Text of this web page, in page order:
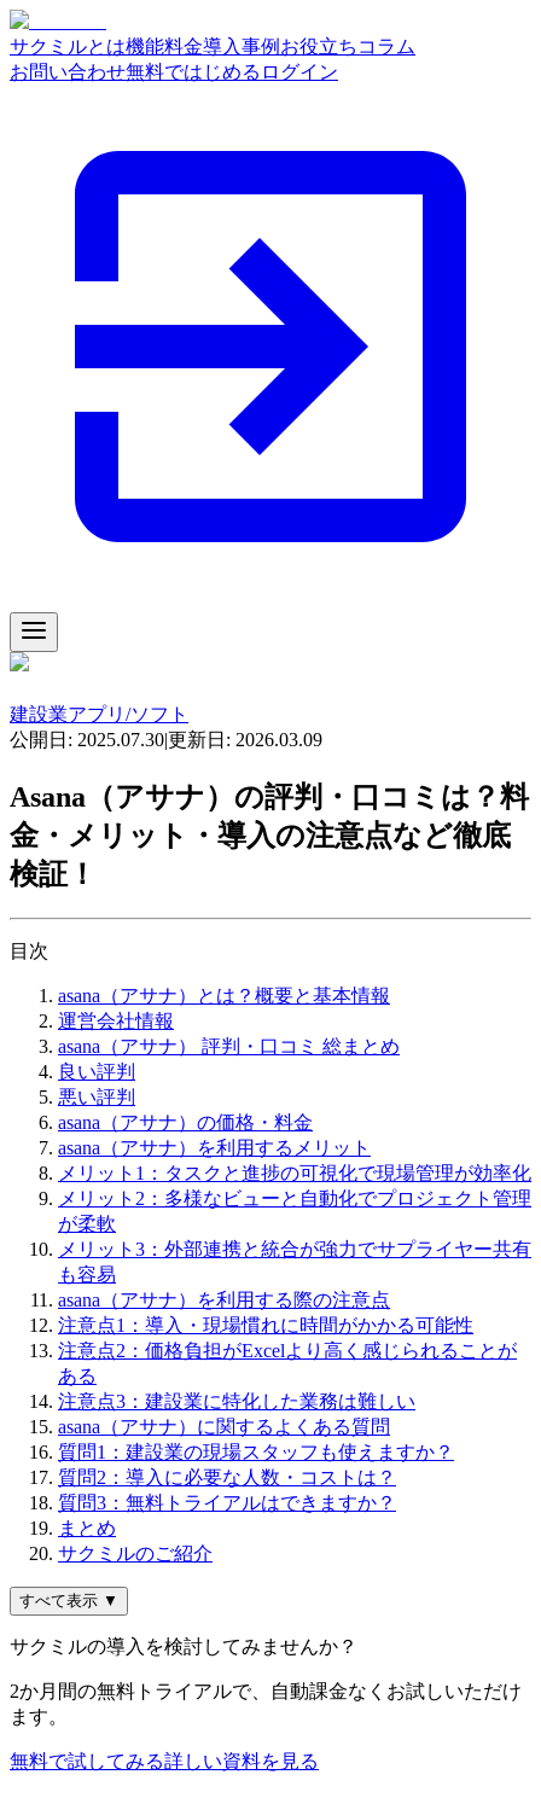
サクミルとは機能料金導入事例 お役立ちコラム
お問い合わせ無料ではじめる ログイン
建設業アプリ/ソフト
公開日: 2025.07.30|更新日: 2026.03.09
Asana（アサナ）の評判・口コミは？料
金・メリット・導入の注意点など徹底
検証！
目次
asana（アサナ）とは？概要と基本情報
運営会社情報
asana（アサナ） 評判・口コミ 総まとめ
良い評判
悪い評判
asana（アサナ）の価格・料金
asana（アサナ）を利用するメリット
メリット1：タスクと進捗の可視化で現場管理が効率化
メリット2：多様なビューと自動化でプロジェクト管理
が柔軟
メリット3：外部連携と統合が強力でサプライヤー共有
も容易
asana（アサナ）を利用する際の注意点
注意点1：導入・現場慣れに時間がかかる可能性
注意点2：価格負担がExcelより高く感じられることが
ある
注意点3：建設業に特化した業務は難しい
asana（アサナ）に関するよくある質問
質問1：建設業の現場スタッフも使えますか？
質問2：導入に必要な人数・コストは？
質問3：無料トライアルはできますか？
まとめ
サクミルのご紹介
すべて表示 ▼
サクミルの導入を検討してみませんか？
2か月間の無料トライアルで、自動課金なくお試しいただけ
ます。
無料で試してみる詳しい資料を見る